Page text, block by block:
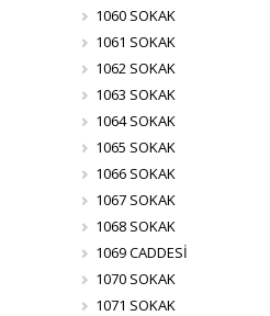
1060 SOKAK
1061 SOKAK
1062 SOKAK
1063 SOKAK
1064 SOKAK
1065 SOKAK
1066 SOKAK
1067 SOKAK
1068 SOKAK
1069 CADDESİ
1070 SOKAK
1071 SOKAK